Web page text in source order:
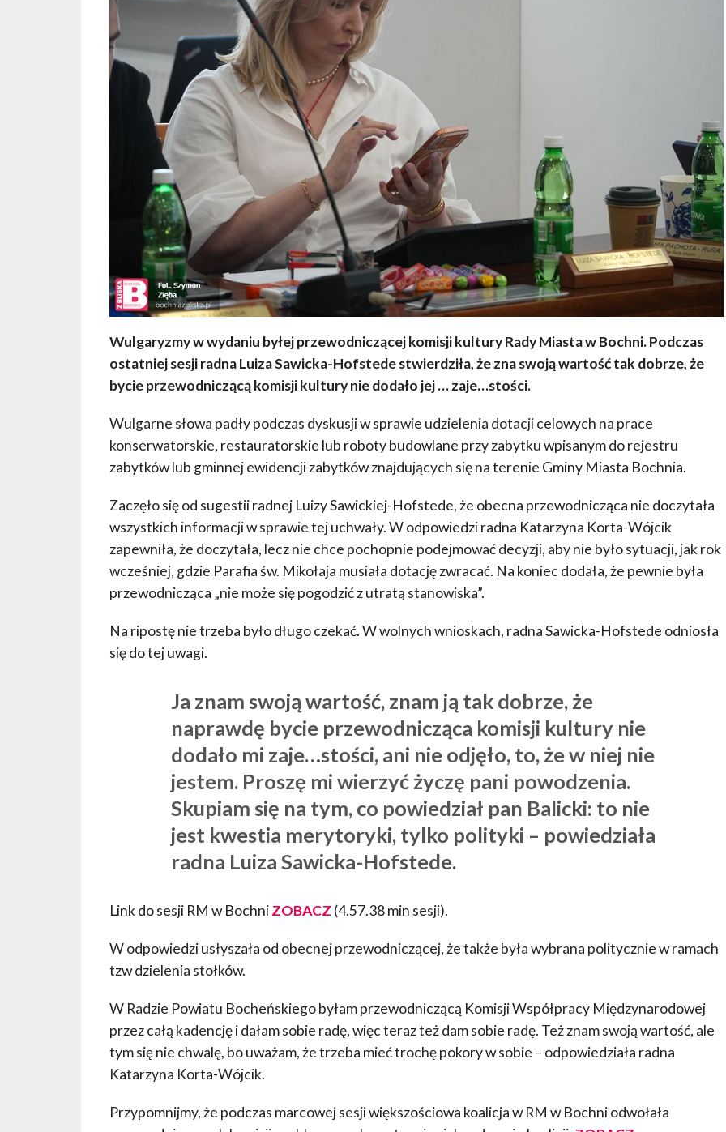
Wulgaryzmy w wydaniu byłej przewodniczącej komisji kultury Rady Miasta w Bochni. Podczas
ostatniej sesji radna Luiza Sawicka-Hofstede stwierdziła, że zna swoją wartość tak dobrze, że
bycie przewodniczącą komisji kultury nie dodało jej … zaje…stości.
Wulgarne słowa padły podczas dyskusji w sprawie udzielenia dotacji celowych na prace
konserwatorskie, restauratorskie lub roboty budowlane przy zabytku wpisanym do rejestru
zabytków lub gminnej ewidencji zabytków znajdujących się na terenie Gminy Miasta Bochnia.
Zaczęło się od sugestii radnej Luizy Sawickiej-Hofstede, że obecna przewodnicząca nie doczytała
wszystkich informacji w sprawie tej uchwały. W odpowiedzi radna Katarzyna Korta-Wójcik
zapewniła, że doczytała, lecz nie chce pochopnie podejmować decyzji, aby nie było sytuacji, jak rok
wcześniej, gdzie Parafia św. Mikołaja musiała dotację zwracać. Na koniec dodała, że pewnie była
przewodnicząca „nie może się pogodzić z utratą stanowiska”.
Na ripostę nie trzeba było długo czekać. W wolnych wnioskach, radna Sawicka-Hofstede odniosła
się do tej uwagi.
Ja znam swoją wartość, znam ją tak dobrze, że
naprawdę bycie przewodnicząca komisji kultury nie
dodało mi zaje…stości, ani nie odjęło, to, że w niej nie
jestem. Proszę mi wierzyć życzę pani powodzenia.
Skupiam się na tym, co powiedział pan Balicki: to nie
jest kwestia merytoryki, tylko polityki – powiedziała
radna Luiza Sawicka-Hofstede.
Link do sesji RM w BochniZOBACZ (4.57.38 min sesji).
W odpowiedzi usłyszała od obecnej przewodniczącej, że także była wybrana politycznie w ramach
tzw dzielenia stołków.
W Radzie Powiatu Bocheńskiego byłam przewodniczącą Komisji Współpracy Międzynarodowej
przez całą kadencję i dałam sobie radę, więc teraz też dam sobie radę. Też znam swoją wartość, ale
tym się nie chwalę, bo uważam, że trzeba mieć trochę pokory w sobie – odpowiedziała radna
Katarzyna Korta-Wójcik.
Przypomnijmy, że podczas marcowej sesji większościowa koalicja w RM w Bochni odwołała